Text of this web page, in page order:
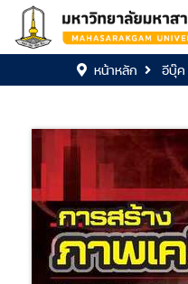
หน้าหลัก อีบุ๊ค